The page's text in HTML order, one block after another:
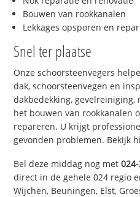
Bouwen van rookkanalen
Lekkages opsporen en
Snel ter plaatse
Onze schoorsteenvegers
dak, schoorsteenvegen en
dakbedekking,
het bouwen van rookkanalen
repareren. U krijgt
gevonden problemen. Bekijk
Bel deze middag nog met
direct in de gehele 024 regio
Wijchen, Beuningen, Elst,